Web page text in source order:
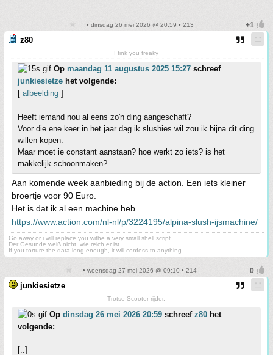
• dinsdag 26 mei 2026 @ 20:59 • 213
z80
I fink you freaky
Op maandag 11 augustus 2025 15:27 schreef
junkiesietze het volgende:
[ afbeelding ]
Heeft iemand nou al eens zo'n ding aangeschaft?
Voor die ene keer in het jaar dag ik slushies wil zou ik bijna dit ding
willen kopen.
Maar moet ie constant aanstaan? hoe werkt zo iets? is het
makkelijk schoonmaken?
Aan komende week aanbieding bij de action. Een iets kleiner
broertje voor 90 Euro.
Het is dat ik al een machine heb.
https://www.action.com/nl-nl/p/3224195/alpina-slush-ijsmachine/
Go away or i will replace you withe a very small shell script.
Der Gesunde weiß nicht, wie reich er ist.
If you torture the data long enough, it will confess to anything.
• woensdag 27 mei 2026 @ 09:10 • 214
junkiesietze
Trotse Scooter-rijder.
Op dinsdag 26 mei 2026 20:59 schreef z80 het
volgende:
[..]